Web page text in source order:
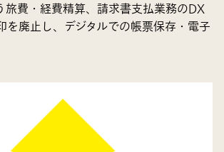
費・経費精算、請求書支払業務のDX
を廃止し、デジタルでの帳票保存・電子